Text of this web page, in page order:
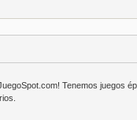
Tenemos juegos